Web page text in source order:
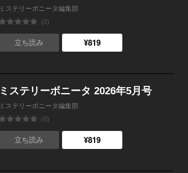
ミステリーボニータ編集部
(0)
立ち読み ¥819
ミステリーボニータ 2026年5月号
ミステリーボニータ編集部
(0)
立ち読み ¥819